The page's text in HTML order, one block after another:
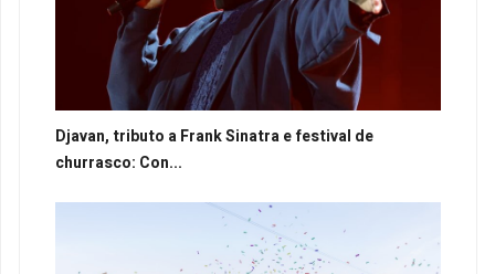
Djavan, tributo a Frank Sinatra e festival de
churrasco: Con...